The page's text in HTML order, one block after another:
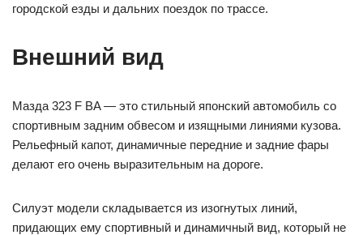
городской езды и дальних поездок по трассе.
Внешний вид
Мазда 323 F BA — это стильный японский автомобиль со
спортивным задним обвесом и изящными линиями кузова.
Рельефный капот, динамичные передние и задние фары
делают его очень выразительным на дороге.
Силуэт модели складывается из изогнутых линий,
придающих ему спортивный и динамичный вид, который не